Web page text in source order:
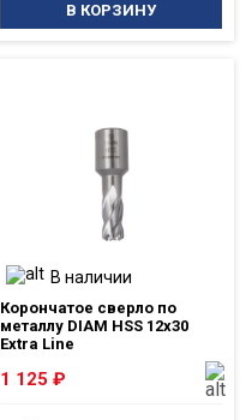
В КОРЗИНУ
В наличии
Корончатое сверло по
металлу DIAM HSS 12x30
Extra Line
1 125₽